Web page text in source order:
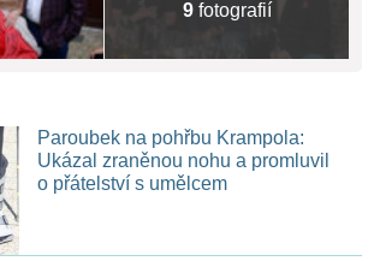
9fotografií
Paroubek na pohřbu Krampola:
Ukázal zraněnou nohu a promluvil
o přátelství s umělcem